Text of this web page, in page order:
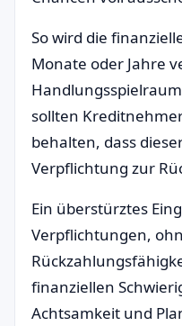
So wird die
Monate oder Jahre
sollten
behalten, dass
Verpflichtung zur
Ein überstürztes
Verpflichtungen,
finanziellen
Achtsamkeit und